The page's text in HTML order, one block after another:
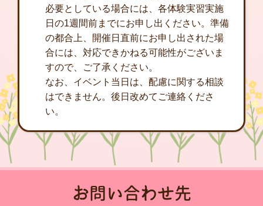
必要としている場合には、各体験実習実施
日の1週間前までにお申し出ください。準備
の都合上、開催日直前にお申し出された場
合には、対応できかねる可能性がございま
すので、ご了承ください。
なお、イベント当日は、配慮に関する相談
はできません。後日改めてご連絡くださ
い。
お問い合わせ先